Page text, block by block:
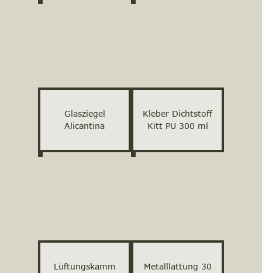
Glasziegel
Alicantina
Kleber Dichtstoff
Kitt PU 300 ml
Lüftungskamm
Metalllattung 30